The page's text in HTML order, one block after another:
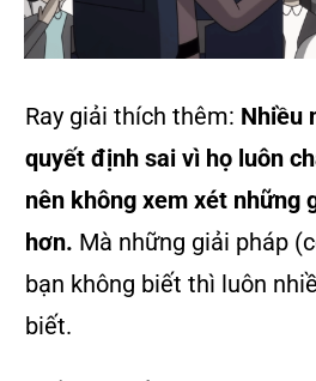
Ray giải thích thêm: Nhiều
quyết định sai vì họ luôn
nên không xem xét những
hơn. Mà những giải pháp
bạn không biết thì luôn
biết.